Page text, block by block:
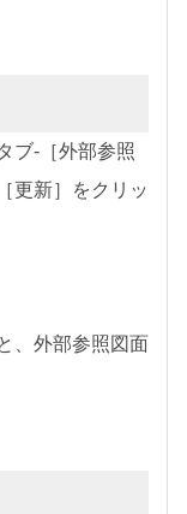
ブ-［外部参照
更新］をクリッ
、外部参照図面